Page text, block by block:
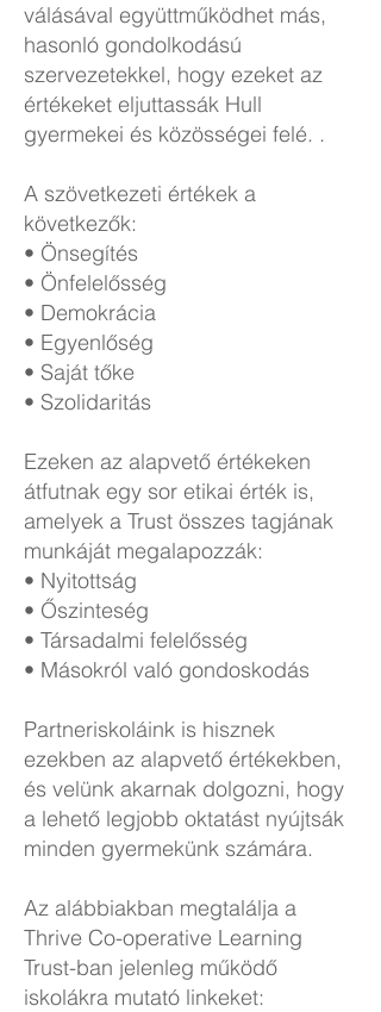
válásával együttműködhet más,
hasonló gondolkodású
szervezetekkel, hogy ezeket az
értékeket eljuttassák Hull
gyermekei és közösségei felé. .
A szövetkezeti értékek a
következők:
• Önsegítés
• Önfelelősség
• Demokrácia
• Egyenlőség
• Saját tőke
• Szolidaritás
Ezeken az alapvető értékeken
átfutnak egy sor etikai érték is,
amelyek a Trust összes tagjának
munkáját megalapozzák:
• Nyitottság
• Őszinteség
• Társadalmi felelősség
• Másokról való gondoskodás
Partneriskoláink is hisznek
ezekben az alapvető értékekben,
és velünk akarnak dolgozni, hogy
a lehető legjobb oktatást nyújtsák
minden gyermekünk számára.
Az alábbiakban megtalálja a
Thrive Co-operative Learning
Trust-ban jelenleg működő
iskolákra mutató linkeket: